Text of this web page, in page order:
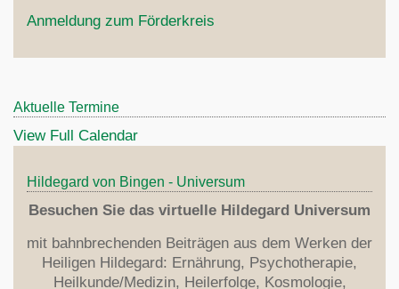
Anmeldung zum Förderkreis
Aktuelle Termine
View Full Calendar
Hildegard von Bingen - Universum
Besuchen Sie das virtuelle Hildegard Universum
mit bahnbrechenden Beiträgen aus dem Werken der
Heiligen Hildegard: Ernährung, Psychotherapie,
Heilkunde/Medizin, Heilerfolge, Kosmologie,